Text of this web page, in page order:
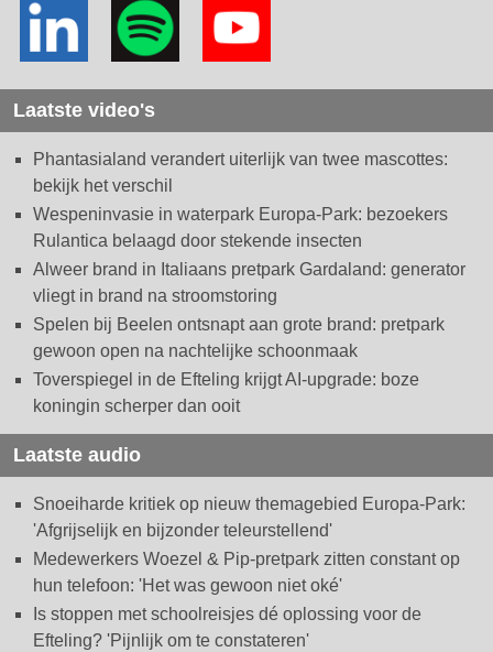
Laatste video's
Phantasialand verandert uiterlijk van twee mascottes:
bekijk het verschil
Wespeninvasie in waterpark Europa-Park: bezoekers
Rulantica belaagd door stekende insecten
Alweer brand in Italiaans pretpark Gardaland: generator
vliegt in brand na stroomstoring
Spelen bij Beelen ontsnapt aan grote brand: pretpark
gewoon open na nachtelijke schoonmaak
Toverspiegel in de Efteling krijgt AI-upgrade: boze
koningin scherper dan ooit
Laatste audio
Snoeiharde kritiek op nieuw themagebied Europa-Park:
'Afgrijselijk en bijzonder teleurstellend'
Medewerkers Woezel & Pip-pretpark zitten constant op
hun telefoon: 'Het was gewoon niet oké'
Is stoppen met schoolreisjes dé oplossing voor de
Efteling? 'Pijnlijk om te constateren'